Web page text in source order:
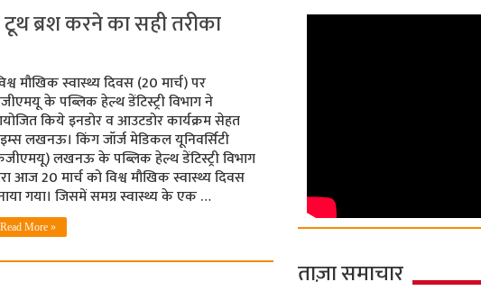
ब्रश करने का सही तरीका
मौखिक स्वास्थ्य दिवस (20 मार्च) पर
के पब्लिक हेल्थ डेंटिस्ट्री विभाग ने
किये इनडोर व आउटडोर कार्यक्रम सेहत
लखनऊ। किंग जॉर्ज मेडिकल यूनिवर्सिटी
लखनऊ के पब्लिक हेल्थ डेंटिस्ट्री विभाग
आज 20 मार्च को विश्व मौखिक स्वास्थ्य दिवस
गया। जिसमें समग्र स्वास्थ्य के एक …
Read More »
ताज़ा समाचार